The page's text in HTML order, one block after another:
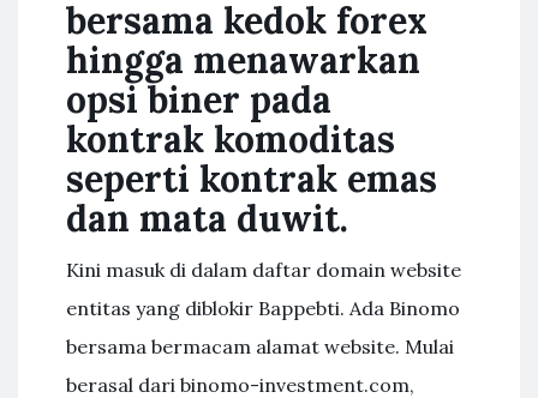
bersama kedok forex
hingga menawarkan
opsi biner pada
kontrak komoditas
seperti kontrak emas
dan mata duwit.
Kini masuk di dalam daftar domain website
entitas yang diblokir Bappebti. Ada Binomo
bersama bermacam alamat website. Mulai
berasal dari binomo-investment.com,